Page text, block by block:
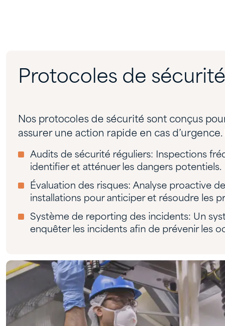
Protocoles de
Nos protocoles de sécurité sont conçus
assurer une action rapide en cas
Audits de sécurité réguliers: Inspections
identifier et atténuer les dangers potentiels.
Évaluation des risques: Analyse proactive
installations pour anticiper et résoudre les
Système de reporting des incidents: Un
enquêter les incidents afin de prévenir les